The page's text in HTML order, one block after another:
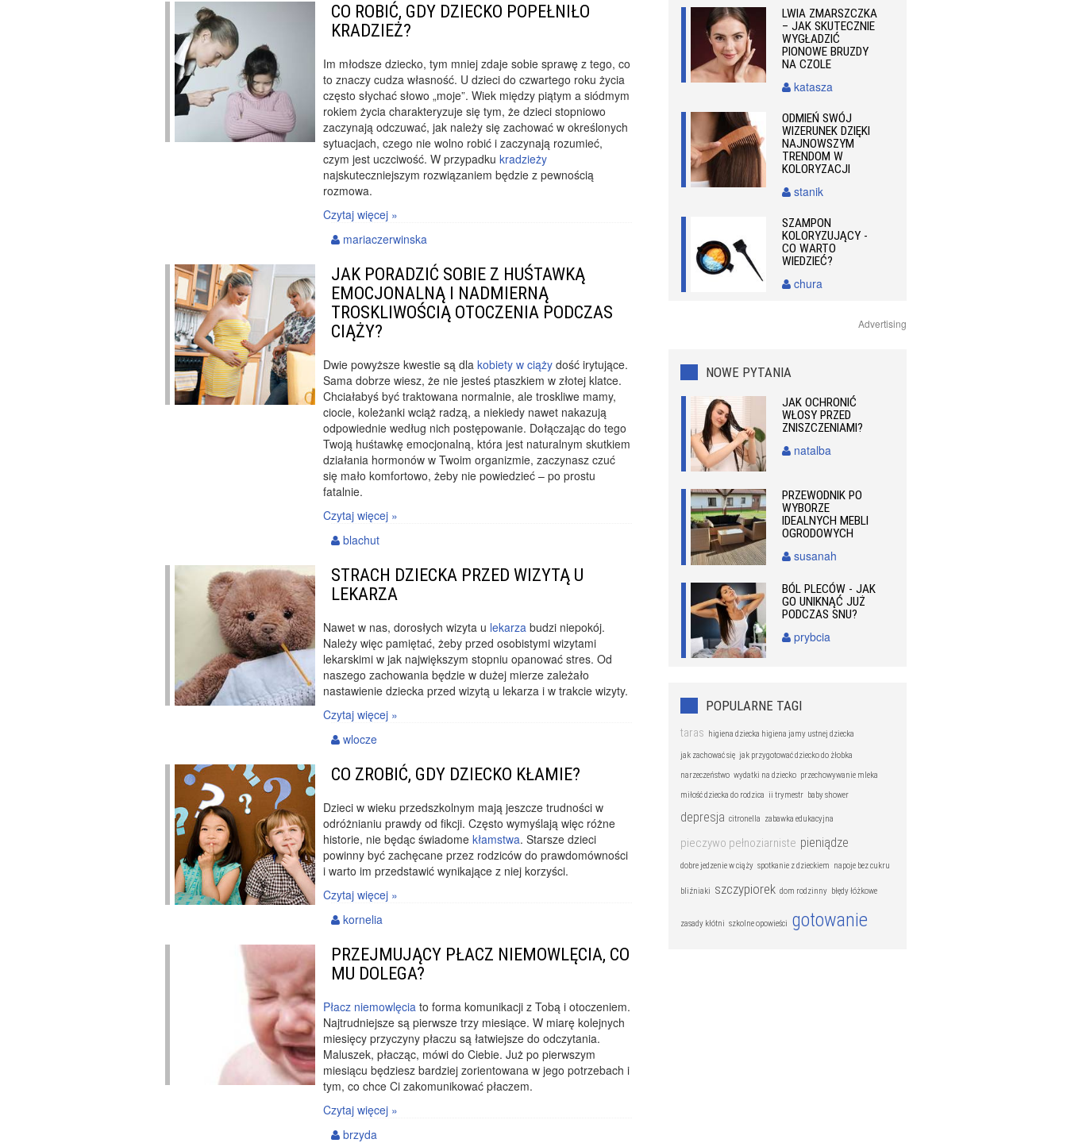
CO ROBIĆ, GDY DZIECKO POPEŁNIŁO
KRADZIEŻ?
Im młodsze dziecko, tym mniej zdaje sobie sprawę z tego, co
to znaczy cudza własność. U dzieci do czwartego roku życia
często słychać słowo „moje”. Wiek między piątym a siódmym
rokiem życia charakteryzuje się tym, że dzieci stopniowo
zaczynają odczuwać, jak należy się zachować w określonych
sytuacjach, czego nie wolno robić i zaczynają rozumieć,
czym jest uczciwość. W przypadkukradzieży
najskuteczniejszym rozwiązaniem będzie z pewnością
rozmowa.
Czytaj więcej »
mariaczerwinska
JAK PORADZIĆ SOBIE Z HUŚTAWKĄ
EMOCJONALNĄ I NADMIERNĄ
TROSKLIWOŚCIĄ OTOCZENIA PODCZAS
CIĄŻY?
Dwie powyższe kwestie są dlakobiety w ciąży dość irytujące.
Sama dobrze wiesz, że nie jesteś ptaszkiem w złotej klatce.
Chciałabyś być traktowana normalnie, ale troskliwe mamy,
ciocie, koleżanki wciąż radzą, a niekiedy nawet nakazują
odpowiednie według nich postępowanie. Dołączając do tego
Twoją huśtawkę emocjonalną, która jest naturalnym skutkiem
działania hormonów w Twoim organizmie, zaczynasz czuć
się mało komfortowo, żeby nie powiedzieć – po prostu
fatalnie.
Czytaj więcej »
blachut
STRACH DZIECKA PRZED WIZYTĄ U
LEKARZA
Nawet w nas, dorosłych wizyta u lekarza budzi niepokój.
Należy więc pamiętać, żeby przed osobistymi wizytami
lekarskimi w jak największym stopniu opanować stres. Od
naszego zachowania będzie w dużej mierze zależało
nastawienie dziecka przed wizytą u lekarza i w trakcie wizyty.
Czytaj więcej »
wlocze
CO ZROBIĆ, GDY DZIECKO KŁAMIE?
Dzieci w wieku przedszkolnym mają jeszcze trudności w
odróżnianiu prawdy od fikcji. Często wymyślają więc różne
historie, nie będąc świadomekłamstwa. Starsze dzieci
powinny być zachęcane przez rodziców do prawdomówności
i warto im przedstawić wynikające z niej korzyści.
Czytaj więcej »
kornelia
PRZEJMUJĄCY PŁACZ NIEMOWLĘCIA, CO
MU DOLEGA?
Płacz niemowlęcia to forma komunikacji z Tobą i otoczeniem.
Najtrudniejsze są pierwsze trzy miesiące. W miarę kolejnych
miesięcy przyczyny płaczu są łatwiejsze do odczytania.
Maluszek, płacząc, mówi do Ciebie. Już po pierwszym
miesiącu będziesz bardziej zorientowana w jego potrzebach i
tym, co chce Ci zakomunikować płaczem.
Czytaj więcej »
brzyda
LWIA ZMARSZCZKA
– JAK SKUTECZNIE
WYGŁADZIĆ
PIONOWE BRUZDY
NA CZOLE
katasza
ODMIEŃ SWÓJ
WIZERUNEK DZIĘKI
NAJNOWSZYM
TRENDOM W
KOLORYZACJI
stanik
SZAMPON
KOLORYZUJĄCY -
CO WARTO
WIEDZIEĆ?
chura
Advertising
NOWE PYTANIA
JAK OCHRONIĆ
WŁOSY PRZED
ZNISZCZENIAMI?
natalba
PRZEWODNIK PO
WYBORZE
IDEALNYCH MEBLI
OGRODOWYCH
susanah
BÓL PLECÓW - JAK
GO UNIKNĄĆ JUŻ
PODCZAS SNU?
prybcia
POPULARNE TAGI
taras higiena dziecka higiena jamy ustnej dziecka
jak zachować się jak przygotować dziecko do żłobka
narzeczeństwo wydatki na dziecko przechowywanie mleka
miłość dziecka do rodzica ii trymestr baby shower
depresja citronella zabawka edukacyjna
pieczywo pełnoziarniste pieniądze
dobre jedzenie w ciąży spotkanie z dzieckiem napoje bez cukru
bliźniaki szczypiorek dom rodzinny błędy łóżkowe
zasady kłótni szkolne opowieści gotowanie